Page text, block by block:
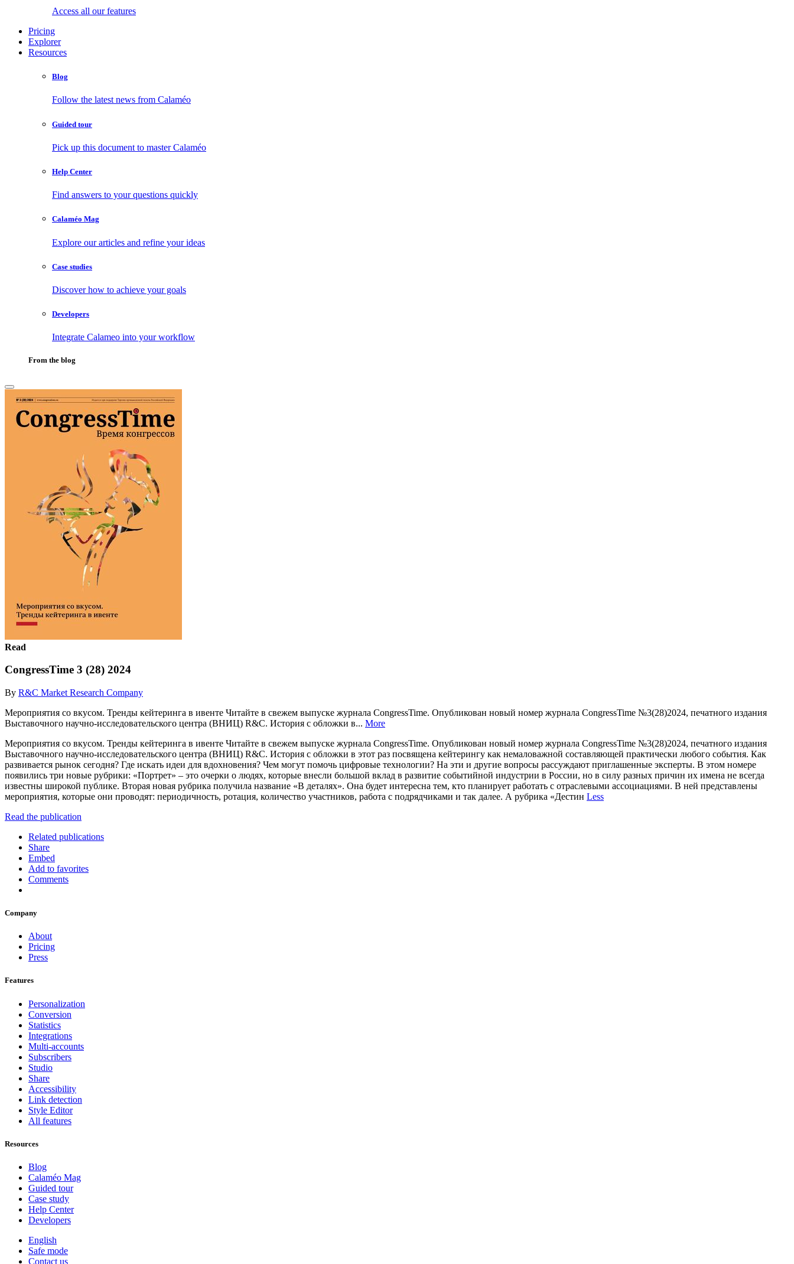
Access all our features
Pricing
Explorer
Resources
Blog
Follow the latest news from Calaméo
Guided tour
Pick up this document to master Calaméo
Help Center
Find answers to your questions quickly
Calaméo Mag
Explore our articles and refine your ideas
Case studies
Discover how to achieve your goals
Developers
Integrate Calameo into your workflow
From the blog
Read
CongressTime 3 (28) 2024
By R&C Market Research Company
Мероприятия со вкусом. Тренды кейтеринга в ивенте Читайте в свежем выпуске журнала CongressTime. Опубликован новый номер журнала CongressTime №3(28)2024, печатного издания
Выставочного научно-исследовательского центра (ВНИЦ) R&C. История с обложки в... More
Мероприятия со вкусом. Тренды кейтеринга в ивенте Читайте в свежем выпуске журнала CongressTime. Опубликован новый номер журнала CongressTime №3(28)2024, печатного издания
Выставочного научно-исследовательского центра (ВНИЦ) R&C. История с обложки в этот раз посвящена кейтерингу как немаловажной составляющей практически любого события. Как
развивается рынок сегодня? Где искать идеи для вдохновения? Чем могут помочь цифровые технологии? На эти и другие вопросы рассуждают приглашенные эксперты. В этом номере
появились три новые рубрики: «Портрет» – это очерки о людях, которые внесли большой вклад в развитие событийной индустрии в России, но в силу разных причин их имена не всегда
известны широкой публике. Вторая новая рубрика получила название «В деталях». Она будет интересна тем, кто планирует работать с отраслевыми ассоциациями. В ней представлены
мероприятия, которые они проводят: периодичность, ротация, количество участников, работа с подрядчиками и так далее. А рубрика «Дестин Less
Read the publication
Related publications
Share
Embed
Add to favorites
Comments
Company
About
Pricing
Press
Features
Personalization
Conversion
Statistics
Integrations
Multi-accounts
Subscribers
Studio
Share
Accessibility
Link detection
Style Editor
All features
Resources
Blog
Calaméo Mag
Guided tour
Case study
Help Center
Developers
English
Safe mode
Contact us